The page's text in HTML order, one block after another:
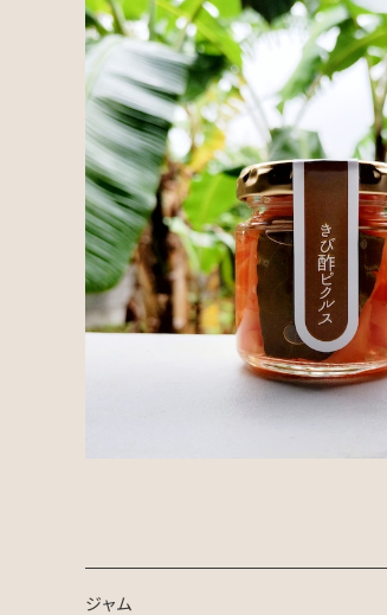
にんじんシークワサーきび
¥600
SOLD OUT
ジャム